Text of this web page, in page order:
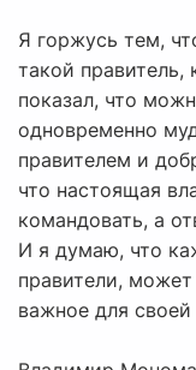
Я горжусь тем,
такой
показал, что
одновременно
правителем и
что настоящая
командовать, а
И я думаю, что
правители,
важное для